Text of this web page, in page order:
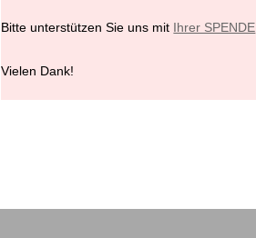
Bitte unterstützen Sie uns mit Ihrer SPENDE
Vielen Dank!